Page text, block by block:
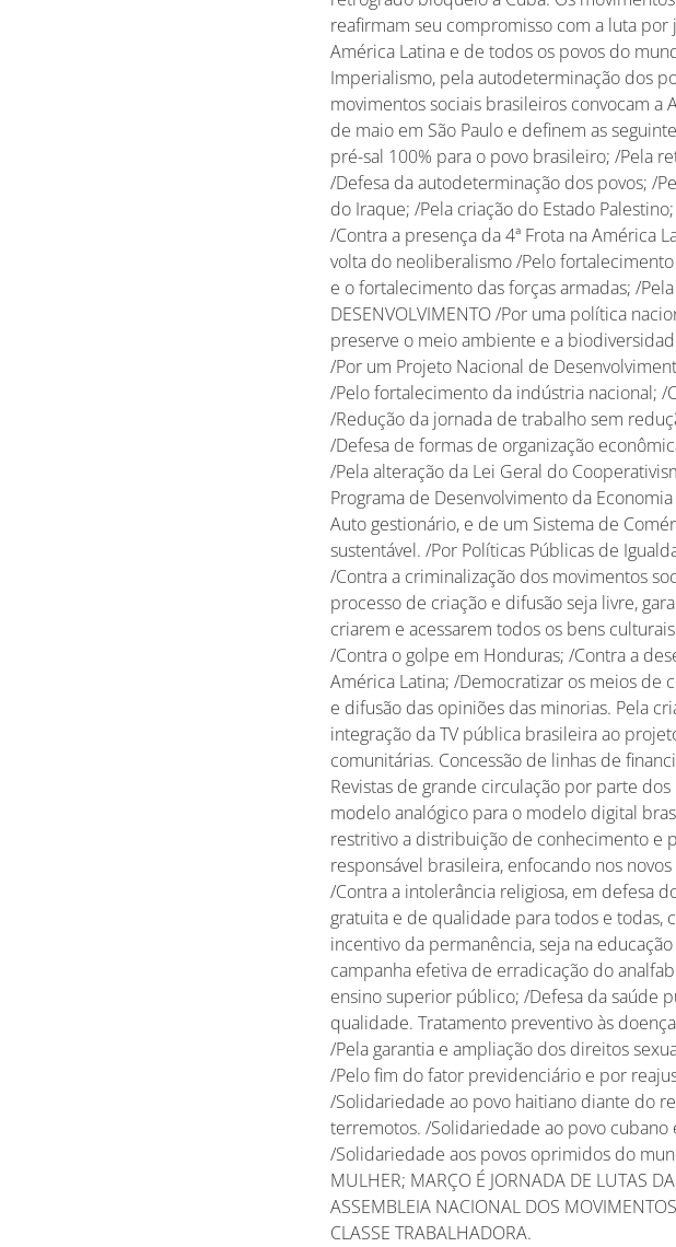
reafirmam seu compromisso com a luta
América Latina e de todos os povos do
Imperialismo, pela autodeterminação dos
movimentos sociais brasileiros convocam a
de maio em São Paulo e definem as
pré-sal 100% para o povo brasileiro; /Pela
/Defesa da autodeterminação dos povos; /
do Iraque; /Pela criação do Estado
/Contra a presença da 4ª Frota na América
volta do neoliberalismo /Pelo fortalecimento
e o fortalecimento das forças armadas; /
DESENVOLVIMENTO /Por uma política
preserve o meio ambiente e a
/Por um Projeto Nacional de
/Pelo fortalecimento da indústria nacional; /
/Redução da jornada de trabalho sem
/Defesa de formas de organização
/Pela alteração da Lei Geral do
Programa de Desenvolvimento da
Auto gestionário, e de um Sistema de
sustentável. /Por Políticas Públicas de
/Contra a criminalização dos movimentos
processo de criação e difusão seja livre,
criarem e acessarem todos os bens
/Contra o golpe em Honduras; /Contra a
América Latina; /Democratizar os meios
e difusão das opiniões das minorias. Pela
integração da TV pública brasileira ao
comunitárias. Concessão de linhas de
Revistas de grande circulação por parte
modelo analógico para o modelo digital
restritivo a distribuição de conhecimento e
responsável brasileira, enfocando nos
/Contra a intolerância religiosa, em defesa
gratuita e de qualidade para todos e todas,
incentivo da permanência, seja na
campanha efetiva de erradicação do
ensino superior público; /Defesa da saúde
qualidade. Tratamento preventivo às
/Pela garantia e ampliação dos direitos
/Pelo fim do fator previdenciário e por
/Solidariedade ao povo haitiano diante do
terremotos. /Solidariedade ao povo
/Solidariedade aos povos oprimidos do
MULHER; MARÇO É JORNADA DE LUTAS
ASSEMBLEIA NACIONAL DOS
CLASSE TRABALHADORA.